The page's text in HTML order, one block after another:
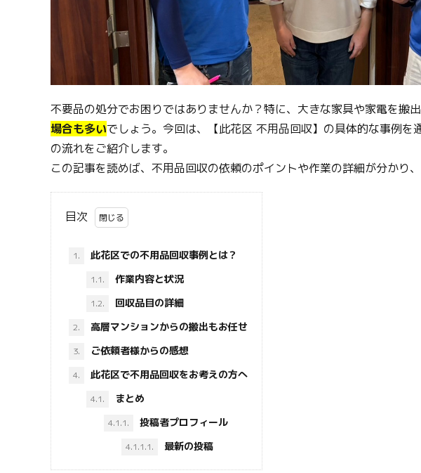
不要品の処分でお困りではありませんか？特に、大きな家具や家電を搬出
場合も多いでしょう。今回は、【此花区 不用品回収】の具体的な事例を
の流れをご紹介します。
この記事を読めば、不用品回収の依頼のポイントや作業の詳細が分かり
目次
1. 此花区での不用品回収事例とは？
1.1. 作業内容と状況
1.2. 回収品目の詳細
2. 高層マンションからの搬出もお任せ
3. ご依頼者様からの感想
4. 此花区で不用品回収をお考えの方へ
4.1. まとめ
4.1.1. 投稿者プロフィール
4.1.1.1. 最新の投稿